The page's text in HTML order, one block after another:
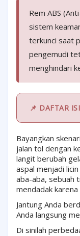
Rem ABS
sistem
terkunci saat
pengemudi
menghindari
📌 DAFTAR
Bayangkan
jalan tol dengan
langit berubah
aspal menjadi
aba-aba, sebuah
mendadak
Jantung Anda
Anda langsung
Di sinilah